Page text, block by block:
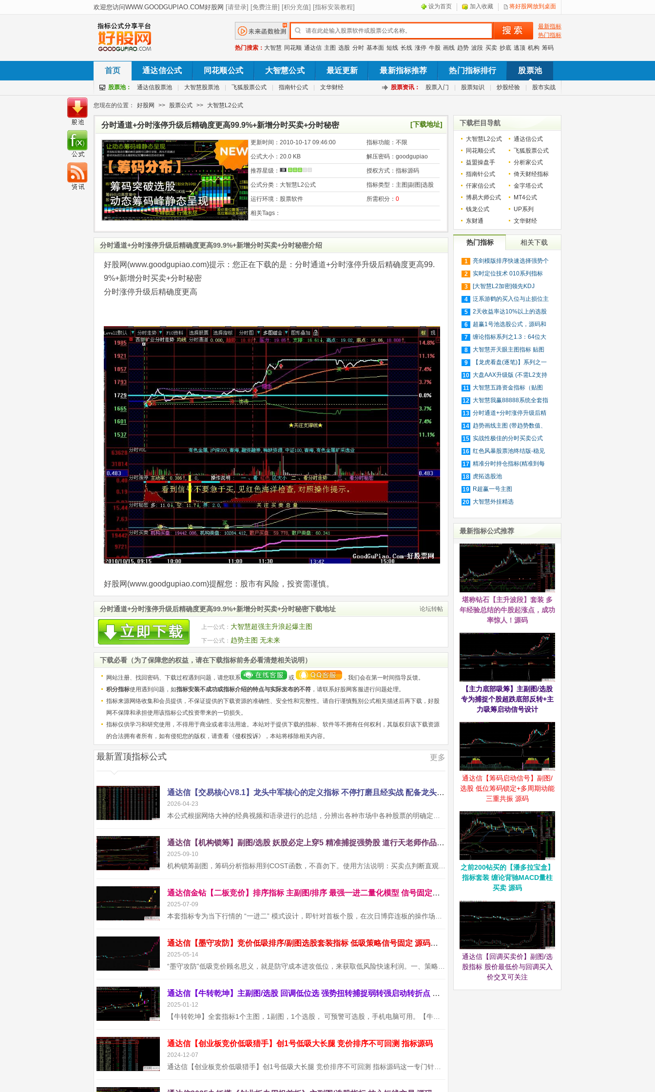
设为首页 加入收藏 将好股网放到桌面
最新指标
热门指标
热门搜索： 大智慧 同花顺 通达信 主图 选股 分时 基本面 短线 长线 涨停 牛股 画线 趋势 波段 买卖 抄底 逃顶 机构 筹码
首页 通达信公式 同花顺公式 大智慧公式 最近更新 最新指标推荐 热门指标排行 股票池
股票池： 通达信股票池 大智慧股票池 飞狐股票公式 指南针公式 文华财经 股票资讯： 股票入门 股票知识 炒股经验 股市实战
您现在的位置： 好股网 >> 股票公式 >> 大智慧L2公式
分时通道+分时涨停升级后精确度更高99.9%+新增分时买卖+分时秘密 [下载地址]
更新时间： 2010-10-17 09:46:00 指标功能： 不限
公式大小： 20.0 KB 解压密码： goodgupiao
推荐星级： 授权方式： 指标源码
公式分类： 大智慧L2公式 指标类型： 主图|副图|选股
运行环境： 股票软件 所需积分： 0
相关Tags：
分时通道+分时涨停升级后精确度更高99.9%+新增分时买卖+分时秘密介绍
好股网(www.goodgupiao.com)提示：您正在下载的是：分时通道+分时涨停升级后精确度更高99.
9%+新增分时买卖+分时秘密
分时涨停升级后精确度更高
好股网(www.goodgupiao.com)提醒您：股市有风险，投资需谨慎。
分时通道+分时涨停升级后精确度更高99.9%+新增分时买卖+分时秘密下载地址 论坛转帖
上一公式： 大智慧超强主升浪起爆主图
下一公式： 趋势主图 无未来
下载必看（为了保障您的权益，请在下载指标前务必看清楚相关说明）
网站注册、找回密码、下载过程遇到问题，请您联系 或
，我们会在第一时间指导反馈。
积分指标使用遇到问题，如指标安装不成功或指标介绍的特点与实际发布的不符 ，请联系好股网客服进行问题处理。
指标来源网络收集和会员提供，不保证提供的下载资源的准确性、安全性和完整性。请自行谨慎甄别公式相关描述后再下载，好股
网不保障和承担使用该指标公式投资带来的一切损失。
指标仅供学习和研究使用，不得用于商业或者非法用途。本站对于提供下载的指标、软件等不拥有任何权利，其版权归该下载资源
的合法拥有者所有，如有侵犯您的版权，请查看《侵权投诉》，本站将移除相关内容。
更多
最新置顶指标公式
通达信【交易核心V8.1】龙头中军核心的定义指标 不停打磨且经实战 配备龙头抱团选股
2026-04-23
本公式根据网络大神的经典视频和语录进行的总结，分辨出各种市场中各种股票的明确定义。明确一个关键的问题，为什么有些板块上涨...
通达信【机构锁筹】副图/选股 妖股必定上穿5 精准捕捉强势股 道行天老师作品 源码
2025-09-10
机构锁筹副图，筹码分析指标用到COST函数，不喜勿下。使用方法说明：买卖点判断直观明了1、买入时机把握：当机构锁筹数值上穿5...
通达信金钻【二板竞价】排序指标 主副图/排序 最强一进二量化模型 信号固定支持回测 源码
2025-07-09
本套指标专为当下行情的 “一进二” 模式设计，即针对首板个股，在次日博弈连板的操作场景。需要注意的是，该指标仅适用于电脑端...
通达信【墨守攻防】竞价低吸排序/副图选股套装指标 低吸策略信号固定 源码无未来
2025-05-14
“墨守攻防”低吸竞价顾名思义，就是防守成本进攻低位，来获取低风险快速利润。一、策略核心逻辑在注册制与量化交易主导的当下...
通达信【牛转乾坤】主副图/选股 回调低位选 强势扭转捕捉弱转强启动转折点 源码
2025-01-12
【牛转乾坤】全套指标1个主图，1副图，1个选股， 可预警可选股，手机电脑可用。【牛转乾坤】回调低位选股指标，强势扭转捕捉弱转...
通达信【创业板竞价低吸猎手】创1号低吸大长腿 竞价排序不可回测 指标源码
2024-12-07
通达信【创业板竞价低吸猎手】创1号低吸大长腿 竞价排序不可回测 指标源码这一专门针对创业板的竞价低吸指标，能够通过精密的量...
下载栏目导航
大智慧L2公式
通达信公式
同花顺公式
飞狐股票公式
益盟操盘手
分析家公式
指南针公式
倚天财经指标
仟家信公式
金字塔公式
博易大师公式
MT4公式
钱龙公式
UP系列
东财通
文华财经
热门指标 相关下载
1
亮剑模版排序快速选择强势个
股
2
实时定位技术 010系列指标
3
[大智慧L2加密]领先KDJ
4
泛系游鹤的买入位与止损位主
图
5
2天收益率达10%以上的选股
公式
6
超赢1号池选股公式，源码和
超
7
缠论指标系列之1.3：64位大
智
8
大智慧开天眼主图指标 贴图
9
【龙虎看盘(逐笔)】系列之一
_
10 大盘AAX升级版 (不需L2支持
的
11 大智慧五路资金指标（贴图
源
12 大智慧我赢88888系统全套指
标
13 分时通道+分时涨停升级后精
确
14 趋势画线主图 (带趋势数值、
基
15 实战性极佳的分时买卖公式
16 红色风暴股票池终结版-稳见
未
17 精准分时持仓指标(精准到每
分
18 虎拓选股池
19
R超赢一号主图
20 大智慧外挂精选
最新指标公式推荐
堪称钻石【主升波段】套装 多
年经验总结的牛股起涨点，成功
率惊人！源码
【主力底部吸筹】主副图/选股
专为捕捉个股超跌底部反转+主
力吸筹启动信号设计
通达信【筹码启动信号】副图/
选股 低位筹码锁定+多周期动能
三重共振 源码
之前200钻买的【潘多拉宝盒】
指标套装 缠论背驰MACD量柱
买卖 源码
通达信【回调买卖价】副图/选
股指标 股价最低价与回调买入
价交叉可关注